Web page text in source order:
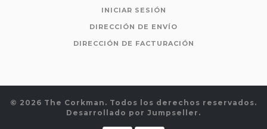
INICIAR SESIÓN
DIRECCIÓN DE ENVÍO
DIRECCIÓN DE FACTURACIÓN
© 2026 The Corkman. Todos los derechos reservados.
Desarrollado por Jumpseller .